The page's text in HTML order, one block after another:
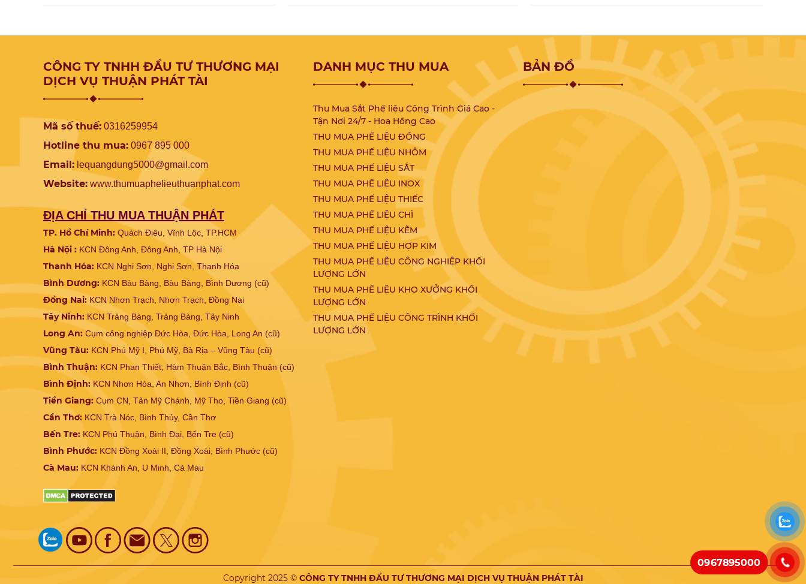
nhé!
công nghiệp, mang đến giải pháp chuyên
nghiệp và trọn gói cho doanh nghiệp có
nhu cầu thanh lý kho xưởng tại các KCN
Tây Ninh, cam kết nhanh chóng, đúng quy
định và sinh lợi tối ưu.
CÔNG TY TNHH ĐẦU TƯ THƯƠNG MẠI
DỊCH VỤ THUẬN PHÁT TÀI
Mã số thuế: 0316259954
Hotline thu mua: 0967 895 000
Email: lequangdung5000@gmail.com
Website: www.thumuaphelieuthuanphat.com
ĐỊA CHỈ THU MUA THUẬN PHÁT
TP. Hồ Chí Minh: Quách Điêu, Vĩnh Lộc, TP.HCM
Hà Nội : KCN Đông Anh, Đông Anh, TP Hà Nội
Thanh Hóa: KCN Nghi Sơn, Nghi Sơn, Thanh Hóa
Bình Dương: KCN Bàu Bàng, Bàu Bàng, Bình Dương (cũ)
Đồng Nai: KCN Nhơn Trạch, Nhơn Trạch, Đồng Nai
Tây Ninh: KCN Trảng Bàng, Trảng Bàng, Tây Ninh
Long An: Cụm công nghiệp Đức Hòa, Đức Hòa, Long An (cũ)
Vũng Tàu: KCN Phú Mỹ I, Phú Mỹ, Bà Rịa – Vũng Tàu (cũ)
Bình Thuận: KCN Phan Thiết, Hàm Thuận Bắc, Bình Thuận (cũ)
Bình Định:KCN Nhơn Hòa, An Nhơn, Bình Định (cũ)
Tiền Giang: Cụm CN, Tân Mỹ Chánh, Mỹ Tho, Tiền Giang (cũ)
Cần Thơ: KCN Trà Nóc, Bình Thủy, Cần Thơ
Bến Tre: KCN Phú Thuận, Bình Đại, Bến Tre (cũ)
Bình Phước: KCN Đồng Xoài II, Đồng Xoài, Bình Phước (cũ)
Cà Mau: KCN Khánh An, U Minh, Cà Mau
DANH MỤC THU MUA
Thu Mua Sắt Phế liệu Công Trình Giá Cao -
Tận Nơi 24/7 - Hoa Hồng Cao
THU MUA PHẾ LIỆU ĐỒNG
THU MUA PHẾ LIỆU NHÔM
THU MUA PHẾ LIỆU SẮT
THU MUA PHẾ LIỆU INOX
THU MUA PHẾ LIỆU THIẾC
THU MUA PHẾ LIỆU CHÌ
THU MUA PHẾ LIỆU KẼM
THU MUA PHẾ LIỆU HỢP KIM
THU MUA PHẾ LIỆU CÔNG NGHIỆP KHỐI
LƯỢNG LỚN
THU MUA PHẾ LIỆU KHO XƯỞNG KHỐI
LƯỢNG LỚN
THU MUA PHẾ LIỆU CÔNG TRÌNH KHỐI
LƯỢNG LỚN
BẢN ĐỒ
Copyright 2025 © CÔNG TY TNHH ĐẦU TƯ THƯƠNG MẠI DỊCH VỤ THUẬN PHÁT TÀI
0967895000